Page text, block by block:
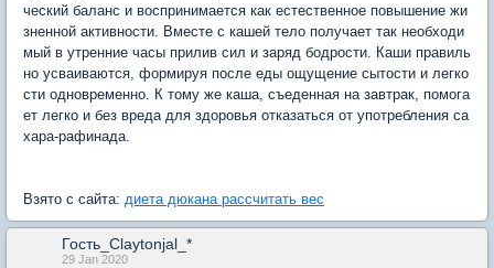
ческий баланс и воспринимается как естественное повышение жи
зненной активности. Вместе с кашей тело получает так необходи
мый в утренние часы прилив сил и заряд бодрости. Каши правиль
но усваиваются, формируя после еды ощущение сытости и легко
сти одновременно. К тому же каша, съеденная на завтрак, помога
ет легко и без вреда для здоровья отказаться от употребления са
хара-рафинада.
Взято с сайта: диета дюкана рассчитать вес
Гость_Claytonjal_*
29 Jan 2020